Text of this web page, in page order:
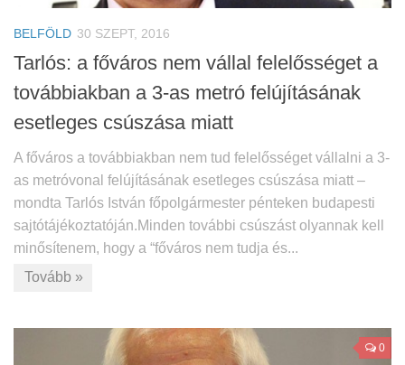
BELFÖLD 30 SZEPT, 2016
Tarlós: a főváros nem vállal felelősséget a
továbbiakban a 3-as metró felújításának
esetleges csúszása miatt
A főváros a továbbiakban nem tud felelősséget vállalni a 3-
as metróvonal felújításának esetleges csúszása miatt –
mondta Tarlós István főpolgármester pénteken budapesti
sajtótájékoztatóján.Minden további csúszást olyannak kell
minősítenem, hogy a “főváros nem tudja és...
Tovább »
0